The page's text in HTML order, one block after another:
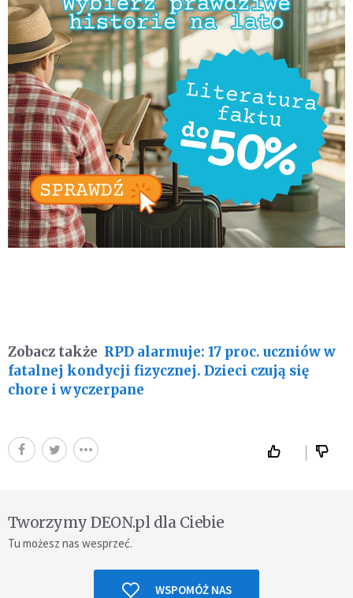
Zobacz także RPD alarmuje: 17 proc. uczniów w
fatalnej kondycji fizycznej. Dzieci czują się
chore i wyczerpane
Tworzymy DEON.pl dla Ciebie
Tu możesz nas wesprzeć.
WSPOMÓŻ NAS